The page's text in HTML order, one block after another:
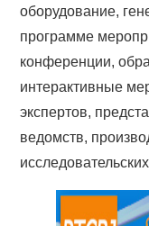
оборудование,
программе
конференции,
интерактивные
экспертов,
ведомств,